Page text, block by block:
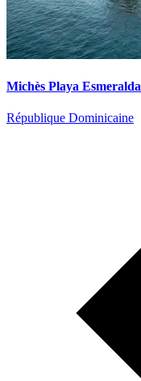
Michès Playa Esmeralda
République Dominicaine